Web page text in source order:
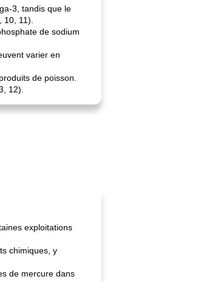
3, tandis que le
11).
de sodium
varier en
de poisson.
12).
exploitations
chimiques, y
de mercure dans